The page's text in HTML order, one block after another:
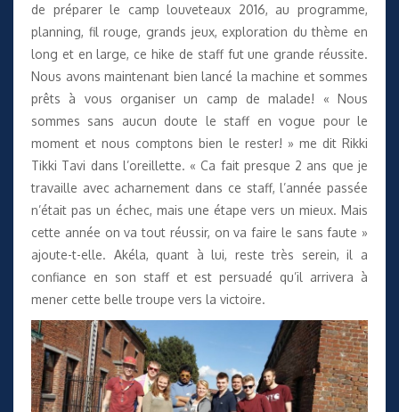
de préparer le camp louveteaux 2016, au programme,
planning, fil rouge, grands jeux, exploration du thème en
long et en large, ce hike de staff fut une grande réussite.
Nous avons maintenant bien lancé la machine et sommes
prêts à vous organiser un camp de malade! « Nous
sommes sans aucun doute le staff en vogue pour le
moment et nous comptons bien le rester! » me dit Rikki
Tikki Tavi dans l’oreillette. « Ca fait presque 2 ans que je
travaille avec acharnement dans ce staff, l’année passée
n’était pas un échec, mais une étape vers un mieux. Mais
cette année on va tout réussir, on va faire le sans faute »
ajoute-t-elle. Akéla, quant à lui, reste très serein, il a
confiance en son staff et est persuadé qu’il arrivera à
mener cette belle troupe vers la victoire.